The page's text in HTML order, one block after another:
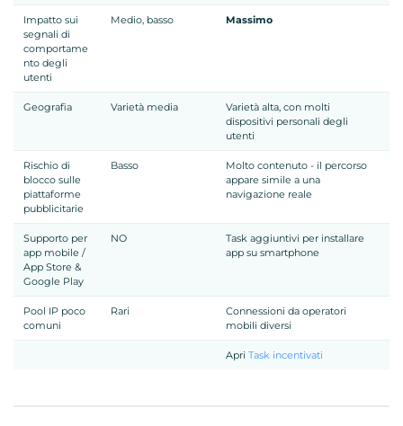
Impatto sui
segnali di
comportame
nto degli
utenti
Medio, basso Massimo
Geografia Varietà media
Varietà alta, con molti
dispositivi personali degli
utenti
Rischio di
blocco sulle
piattaforme
pubblicitarie
Basso
Molto contenuto - il percorso
appare simile a una
navigazione reale
Supporto per
app mobile /
App Store &
Google Play
NO
Task aggiuntivi per installare
app su smartphone
Pool IP poco
comuni
Rari
Connessioni da operatori
mobili diversi
ApriTask incentivati